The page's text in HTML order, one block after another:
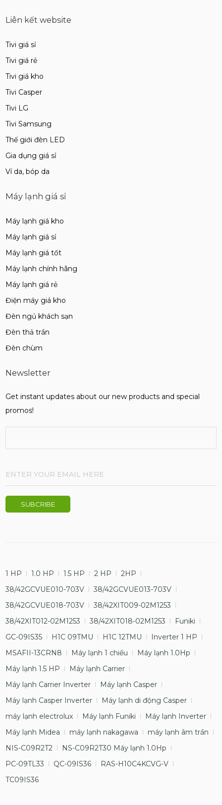
Liên kết website
Tivi giá sỉ
Tivi giá rẻ
Tivi giá kho
Tivi Casper
Tivi LG
Tivi Samsung
Thế giới đèn LED
Gia dụng giá sỉ
Ví da, bóp da
Máy lạnh giá sỉ
Máy lạnh giá kho
Máy lạnh giá sỉ
Máy lạnh giá tốt
Máy lạnh chính hãng
Máy lạnh giá rẻ
Điện máy giá kho
Đèn ngủ khách sạn
Đèn thả trần
Đèn chùm
Newsletter
Get instant updates about our new products and special
promos!
1 HP 1.0 HP 1.5 HP 2 HP
2HP
38/42GCVUE010-703V
38/42GCVUE013-703V
38/42GCVUE018-703V
38/42XIT009-02M1253
38/42XIT012-02M1253
38/42XIT018-02M1253
Funiki
GC-09IS35
H1C 09TMU H1C 12TMU
Inverter 1 HP
MSAFII-13CRN8
Máy lạnh 1 chiều
Máy lạnh 1.0Hp
Máy lạnh 1.5 HP
Máy lạnh Carrier
Máy lạnh Carrier Inverter
Máy lạnh Casper
Máy lạnh Casper Inverter
Máy lạnh di động Casper
máy lạnh electrolux
Máy lạnh Funiki
Máy lạnh Inverter
Máy lạnh Midea
máy lạnh nakagawa
máy lạnh âm trần
NIS-C09R2T2
NS-C09R2T30 Máy lạnh 1.0Hp
PC-09TL33
QC-09IS36
RAS-H10C4KCVG-V
TC09IS36